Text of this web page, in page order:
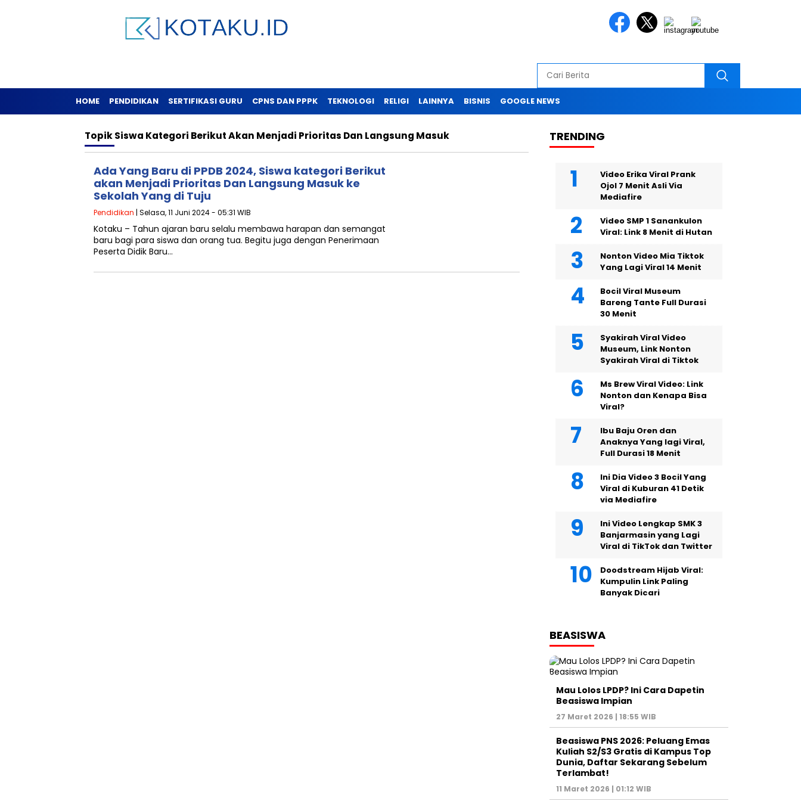
HOME PENDIDIKAN SERTIFIKASI GURU CPNS DAN PPPK TEKNOLOGI RELIGI LAINNYA BISNIS GOOGLE NEWS
TopikSiswa Kategori Berikut Akan Menjadi Prioritas Dan Langsung Masuk
Ada Yang Baru di PPDB 2024, Siswa kategori Berikut
akan Menjadi Prioritas Dan Langsung Masuk ke
Sekolah Yang di Tuju
Pendidikan | Selasa, 11 Juni 2024 - 05:31 WIB
Kotaku – Tahun ajaran baru selalu membawa harapan dan semangat
baru bagi para siswa dan orang tua. Begitu juga dengan Penerimaan
Peserta Didik Baru…
TRENDING
Video Erika Viral Prank
Ojol 7 Menit Asli Via
Mediafire
Video SMP 1 Sanankulon
Viral: Link 8 Menit di Hutan
Nonton Video Mia Tiktok
Yang Lagi Viral 14 Menit
Bocil Viral Museum
Bareng Tante Full Durasi
30 Menit
Syakirah Viral Video
Museum, Link Nonton
Syakirah Viral di Tiktok
Ms Brew Viral Video: Link
Nonton dan Kenapa Bisa
Viral?
Ibu Baju Oren dan
Anaknya Yang lagi Viral,
Full Durasi 18 Menit
Ini Dia Video 3 Bocil Yang
Viral di Kuburan 41 Detik
via Mediafire
Ini Video Lengkap SMK 3
Banjarmasin yang Lagi
Viral di TikTok dan Twitter
Doodstream Hijab Viral:
Kumpulin Link Paling
Banyak Dicari
BEASISWA
Mau Lolos LPDP? Ini Cara Dapetin
Beasiswa Impian
27 Maret 2026 | 18:55 WIB
Beasiswa PNS 2026: Peluang Emas
Kuliah S2/S3 Gratis di Kampus Top
Dunia, Daftar Sekarang Sebelum
Terlambat!
11 Maret 2026 | 01:12 WIB